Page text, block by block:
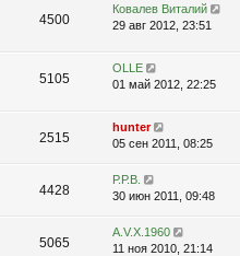
4500
Ковалев Виталий
29 авг 2012, 23:51
5105
OLLE
01 май 2012, 22:25
2515
hunter
05 сен 2011, 08:25
4428
Р.Р.В.
30 июн 2011, 09:48
5065
A.V.X.1960
11 ноя 2010, 21:14